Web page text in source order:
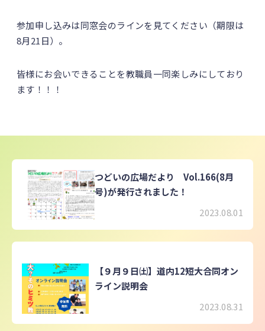
参加申し込みは同窓会のラインを見てください（期限は
8月21日）。
皆様にお会いできることを教職員一同楽しみにしており
ます！！！
つどいの広場だより Vol.166(8月
号)が発行されました！
2023.08.01
【９月９日㈯】道内12短大合同オン
ライン説明会
2023.08.31